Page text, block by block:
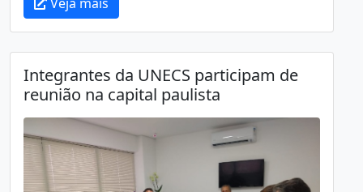
Integrantes da UNECS participam de
reunião na capital paulista